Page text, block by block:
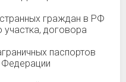
граждан в РФ
договора
паспортов